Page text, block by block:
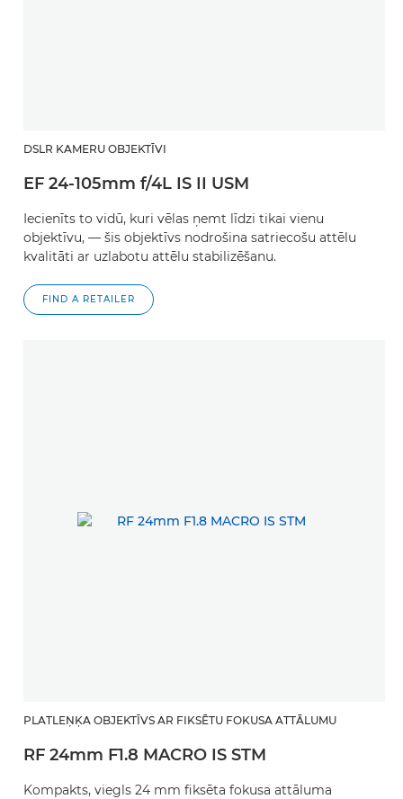
DSLR KAMERU OBJEKTĪVI
EF 24-105mm f/4L IS II USM
Iecienīts to vidū, kuri vēlas ņemt līdzi tikai vienu
objektīvu, — šis objektīvs nodrošina satriecošu attēlu
kvalitāti ar uzlabotu attēlu stabilizēšanu.
FIND A RETAILER
PLATLEŅĶA OBJEKTĪVS AR FIKSĒTU FOKUSA ATTĀLUMU
RF 24mm F1.8 MACRO IS STM
Kompakts, viegls 24 mm fiksēta fokusa attāluma